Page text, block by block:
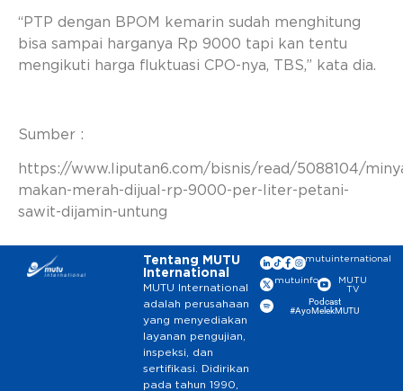
“PTP dengan BPOM kemarin sudah menghitung
bisa sampai harganya Rp 9000 tapi kan tentu
mengikuti harga fluktuasi CPO-nya, TBS,” kata dia.
Sumber :
https://www.liputan6.com/bisnis/read/5088104/
makan-merah-dijual-rp-9000-per-liter-petani-
sawit-dijamin-untung
Tentang MUTU
International
MUTU International
adalah perusahaan
yang menyediakan
layanan pengujian,
inspeksi, dan
sertifikasi. Didirikan
pada tahun 1990,
mutuinternational
mutuinfo
MUTU
TV
Podcast
#AyoMelekMUTU